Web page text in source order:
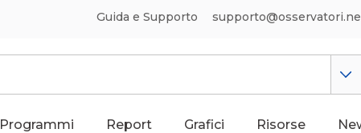
Guida e Supporto
Programmi Report Grafici Risorse